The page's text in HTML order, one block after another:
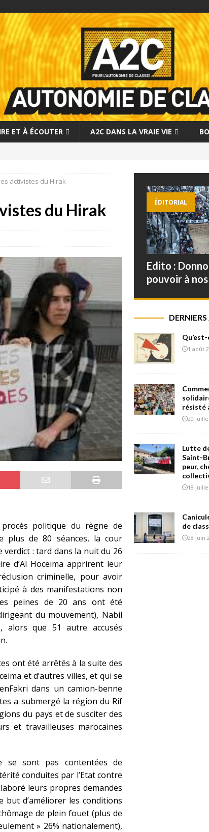
ET À ÉCOUTER A2C DANS LA VRAIE VIE
activistes du Hirak
du Hirak
politique du règne de
plus de 80 séances, la cour
verdict : tard dans la nuit du 26
d’Al Hoceima apprirent leur
criminelle, pour avoir
à des manifestations non
peines de 20 ans ont été
du mouvement), Nabil
alors que 51 autre accusés
ont été arrêtés à la suite des
et d’autres villes, et qui se
dans un camion-benne
a submergé la région du Rif
du pays et de susciter des
et travailleuses marocaines
se sont pas contentées de
conduites par l’Etat contre
leurs propres demandes
but d’améliorer les conditions
de plein fouet (plus de
» 26% nationalement),
ÉDITORIAL
Edito :
pouvoir à
1 août
résisté
20
Lutte
Saint-
peur,
18
de
28 juin